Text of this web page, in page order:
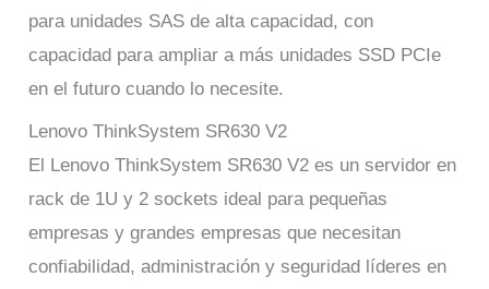
para unidades SAS de alta capacidad, con
capacidad para ampliar a más unidades SSD PCIe
en el futuro cuando lo necesite.
Lenovo ThinkSystem SR630 V2
El Lenovo ThinkSystem SR630 V2 es un servidor en
rack de 1U y 2 sockets ideal para pequeñas
empresas y grandes empresas que necesitan
confiabilidad, administración y seguridad líderes en